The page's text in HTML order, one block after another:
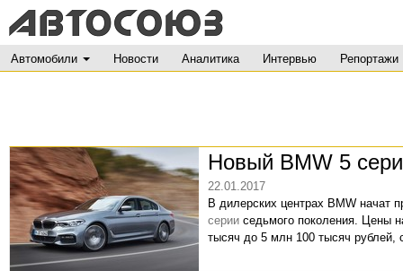
Автомобили Новости Аналитика Интервью Репортажи
Новый BMW 5
22.01.2017
В дилерских центрах BMW начат
серии седьмого поколения. Цены
тысяч до 5 млн 100 тысяч рублей,